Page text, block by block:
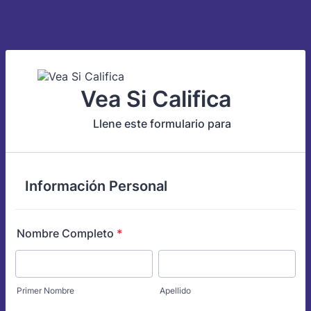
Vea Si Califica
Llene este formulario para
Información Personal
Nombre Completo *
Primer Nombre Apellido